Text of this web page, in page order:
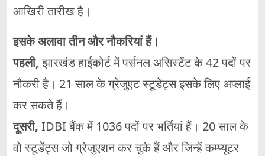
आखिरी तारीख है।
इसके अलावा तीन और नौकरियां हैं।
पहली,झारखंड हाईकोर्ट में पर्सनल असिस्टेंट के 42 पदों पर
नौकरी है। 21 साल के ग्रेजुएट स्टूडेंट्स इसके लिए अप्लाई
कर सकते हैं।
दूसरी, IDBI बैंक में 1036 पदों पर भर्तियां हैं। 20 साल के
वो स्टूडेंट्स जो ग्रेजुएशन कर चुके हैं और जिन्हें कम्प्यूटर